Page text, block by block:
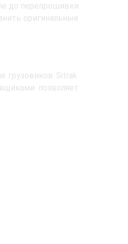
до перепрошивки
оригинальные
грузовиков Sitrak.
позволяет